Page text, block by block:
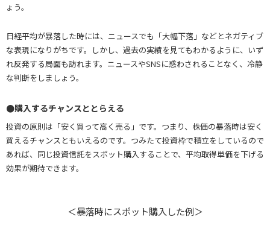
ょう。
日経平均が暴落した時には、ニュースでも「大幅下落」などとネガティブ
な表現になりがちです。しかし、過去の実績を見てもわかるように、いず
れ反発する局面も訪れます。ニュースやSNSに惑わされることなく、冷静
な判断をしましょう。
●購入するチャンスととらえる
投資の原則は「安く買って高く売る」です。つまり、株価の暴落時は安く
買えるチャンスともいえるのです。つみたて投資枠で積立をしているので
あれば、同じ投資信託をスポット購入することで、平均取得単価を下げる
効果が期待できます。
＜暴落時にスポット購入した例＞